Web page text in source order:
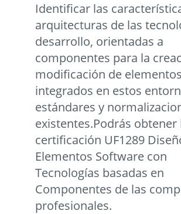
Identificar las
arquitecturas de las
desarrollo, orientadas a
componentes para la
modificación de
integrados en estos
estándares y
existentes.Podrás obtener
certificación UF1289
Elementos Software con
Tecnologías basadas en
Componentes de las
profesionales.